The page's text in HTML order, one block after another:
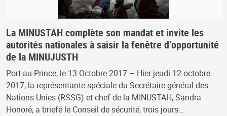
La MINUSTAH complète son mandat et invite les
autorités nationales à saisir la fenêtre d’opportunité
de la MINUJUSTH
Port-au-Prince, le 13 Octobre 2017 – Hier jeudi 12 octobre
2017, la représentante spéciale du Secrétaire général des
Nations Unies (RSSG) et chef de la MINUSTAH, Sandra
Honoré, a briefé le Conseil de sécurité, trois jours…